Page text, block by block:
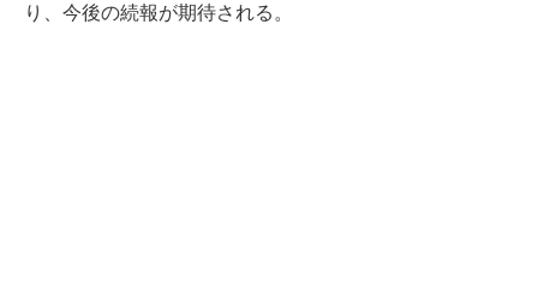
り、今後の続報が期待される。